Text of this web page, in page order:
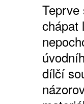
Teprve
chápat
dílčí